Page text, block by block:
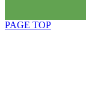
PAGE TOP